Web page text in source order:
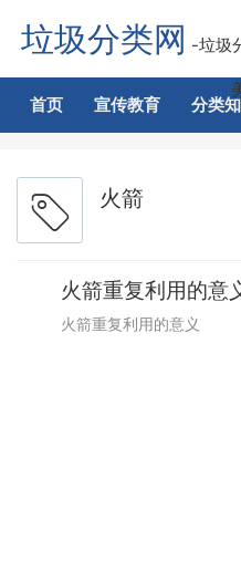
垃圾分类网 -垃圾
首页 宣传教育 分类
火箭
火箭重复利用的意
火箭重复利用的意义